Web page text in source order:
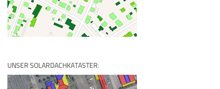
UNSER SOLARDACHKATASTER: